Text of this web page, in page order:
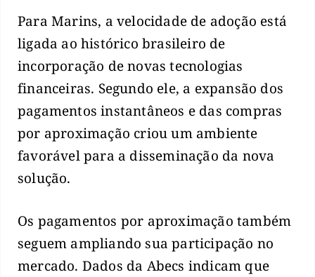
Para Marins, a velocidade de adoção está
ligada ao histórico brasileiro de
incorporação de novas tecnologias
financeiras. Segundo ele, a expansão dos
pagamentos instantâneos e das compras
por aproximação criou um ambiente
favorável para a disseminação da nova
solução.
Os pagamentos por aproximação também
seguem ampliando sua participação no
mercado. Dados da Abecs indicam que